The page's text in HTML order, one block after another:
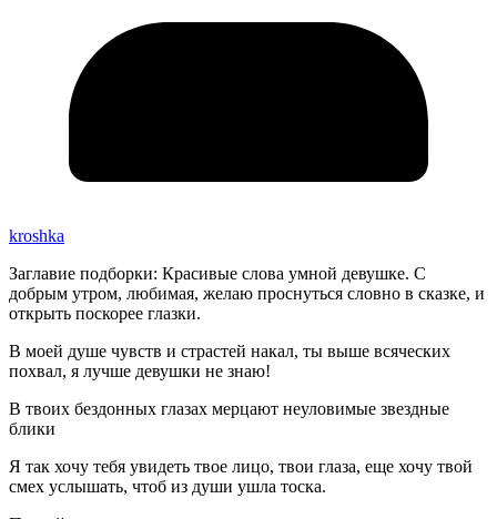
kroshka
Заглавие подборки: Красивые слова умной девушке. С
добрым утром, любимая, желаю проснуться словно в сказке, и
открыть поскорее глазки.
В моей душе чувств и страстей накал, ты выше всяческих
похвал, я лучше девушки не знаю!
В твоих бездонных глазах мерцают неуловимые звездные
блики
Я так хочу тебя увидеть твое лицо, твои глаза, еще хочу твой
смех услышать, чтоб из души ушла тоска.